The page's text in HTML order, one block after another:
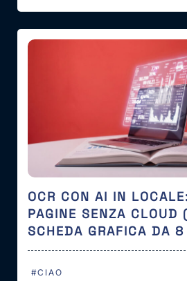
OCR CON AI IN
PAGINE SENZA CLOUD
SCHEDA GRAFICA DA
#CIAO